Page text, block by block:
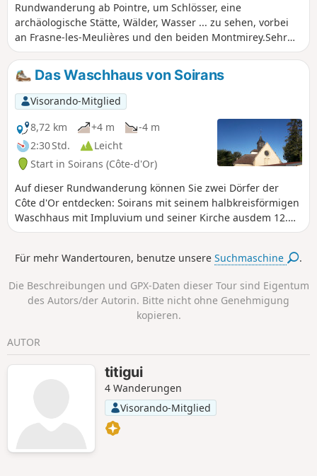
Rundwanderung ab Pointre, um Schlösser, eine
archäologische Stätte, Wälder, Wasser ... zu sehen, vorbei
an Frasne-les-Meulières und den beiden Montmirey.Sehr
abwechslungsreiche Strecke, die Naturerlebnisse und
interessante historische Sehenswürdigkeiten verbindet, mit
einem Abschnitt auf einem reizvollen bewaldeten Hügel,
um über Umwege durch den Wald zurückzukehren.
Das Waschhaus von Soirans
Visorando-Mitglied
8,72 km
+4 m
-4 m
2:30 Std.
Leicht
Start in Soirans (Côte-d'Or)
Auf dieser Rundwanderung können Sie zwei Dörfer der
Côte d'Or entdecken: Soirans mit seinem halbkreisförmigen
Waschhaus mit Impluvium und seiner Kirche ausdem 12.
Jahrhundert sowie Tréclun mit seinem sehr originellen
einer ungewöhnlichen Bushaltestelle.
Für mehr Wandertouren, benutze unsereSuchmaschine .
Die Beschreibungen und GPX-Daten dieser Tour sind Eigentum
des Autors/der Autorin. Bitte nicht ohne Genehmigung
kopieren.
AUTOR
titigui
4 Wanderungen
Visorando-Mitglied